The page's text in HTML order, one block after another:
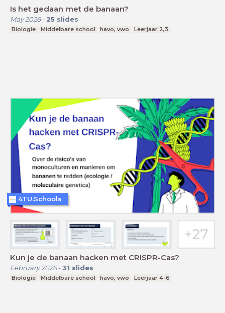
Is het gedaan met de banaan?
May 2026- 25 slides
Biologie Middelbare school havo, vwo Leerjaar 2,3
Kun je de banaan hacken met CRISPR-Cas?
February 2026- 31 slides
Biologie Middelbare school havo, vwo Leerjaar 4-6
4TU.Schools